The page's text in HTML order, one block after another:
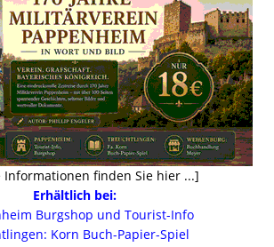
Informationen finden Sie hier ...]
Erhältlich bei:
Burgshop und Tourist-Info
Korn Buch-Papier-Spiel